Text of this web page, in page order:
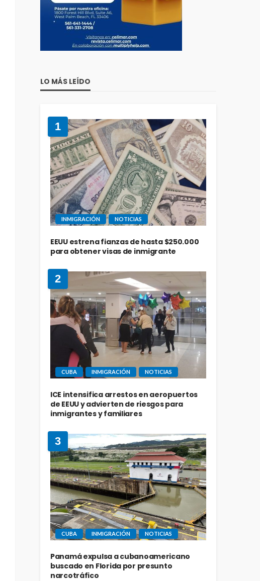
LO MÁS LEÍDO
1
INMIGRACIÓN NOTICIAS
EEUU estrena fianzas de hasta $250.000
para obtener visas de inmigrante
2
CUBA INMIGRACIÓN NOTICIAS
ICE intensifica arrestos en aeropuertos
de EEUU y advierten de riesgos para
inmigrantes y familiares
3
CUBA INMIGRACIÓN NOTICIAS
Panamá expulsa a cubanoamericano
buscado en Florida por presunto
narcotráfico